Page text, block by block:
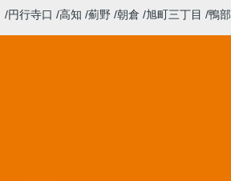
円行寺口 高知 薊野 朝倉 旭町三丁目 鴨部